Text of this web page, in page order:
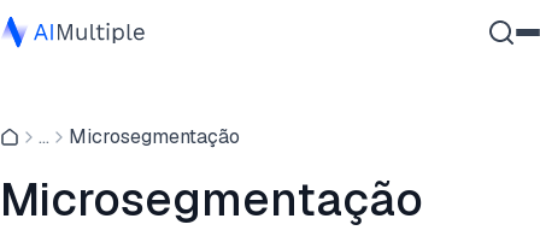
Segurança cibernética
Software Empresarial
... Microsegmentação
Microsegmentação